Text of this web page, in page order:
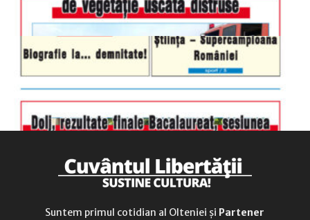
Suntem primul cotidian al Olteniei și Partener